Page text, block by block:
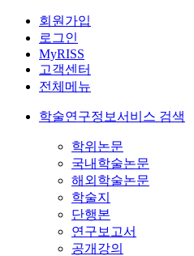
회원가입
로그인
MyRISS
고객센터
전체메뉴
학술연구정보서비스 검색
학위논문
국내학술논문
해외학술논문
학술지
단행본
연구보고서
공개강의